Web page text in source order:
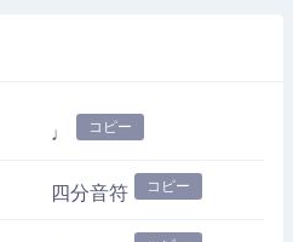
♩ コピー
四分音符 コピー